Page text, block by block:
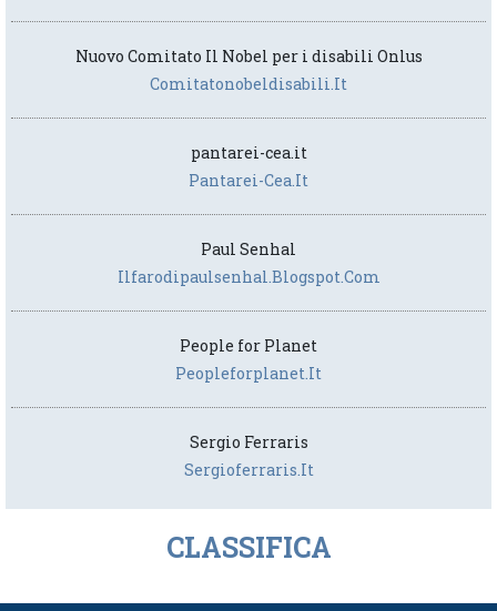
Nuovo Comitato Il Nobel per i disabili Onlus
Comitatonobeldisabili.it
pantarei-cea.it
Pantarei-Cea.it
Paul Senhal
Ilfarodipaulsenhal.blogspot.com
People for Planet
Peopleforplanet.it
Sergio Ferraris
Sergioferraris.it
CLASSIFICA